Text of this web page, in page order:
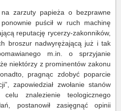
zarzuty papieża o bezprawne
puścił w ruch machinę
reputację rycerzy-zakonników,
broszur nadwyrężającą już i tak
m.in. o sprzyjanie
niektórzy z prominentów zakonu
pragnąc zdobyć poparcie
zapowiedział zwołanie stanów
znalezienie teologicznego
postanowił zasięgnąć opinii